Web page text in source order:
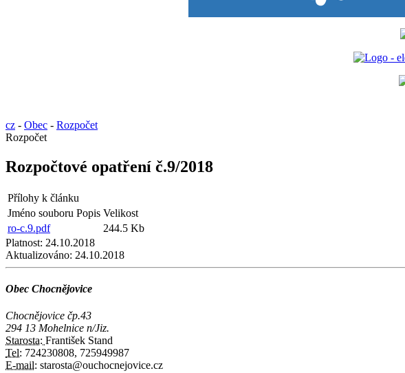
cz - Obec - Rozpočet
Rozpočet
Rozpočtové opatření č.9/2018
Přílohy k článku
Jméno souboru Popis Velikost
ro-c.9.pdf
244.5 Kb
Platnost: 24.10.2018
Aktualizováno: 24.10.2018
Obec Chocnějovice
Chocnějovice čp.43
294 13 Mohelnice n/Jiz.
Starosta: František Stand
Tel: 724230808, 725949987
E-mail: starosta@ouchocnejovice.cz